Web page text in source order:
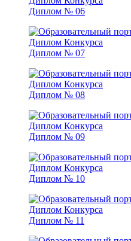
Диплом № 06
Диплом № 07
Диплом № 08
Диплом № 09
Диплом № 10
Диплом № 11